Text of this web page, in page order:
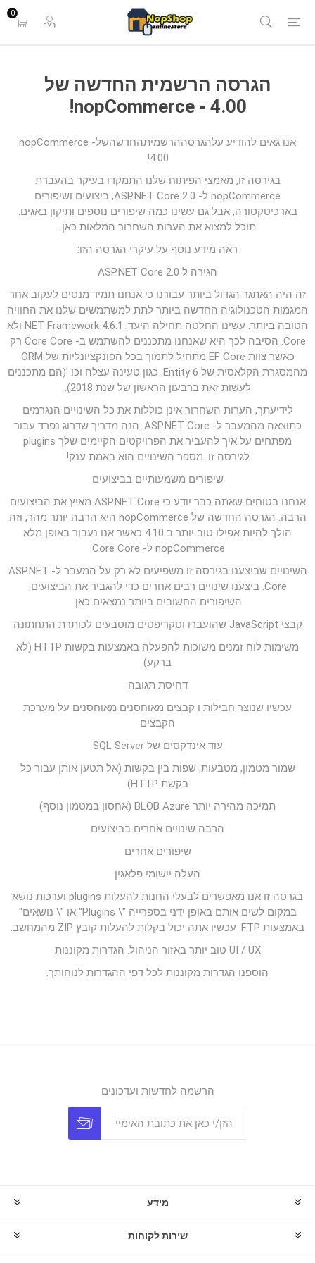
0
הגרסה הרשמית החדשה של
nopCommerce - 4.00!
אנו גאים להודיע ​​עלהגרסההרשמיתהחדשהשלnopCommerce -
4.00!
בגירסה זו, מאמצי הפיתוח שלנו התמקדו בעיקר בהעברת
nopCommerce ל- ASP.NET Core 2.0, ביצועים ושיפורים
בארכיטקטורה, אבל גם עשינו כמה שיפורים נוספים ותיקון באגים.
תוכל למצוא את הערות השחרור המלאות כאן.
ראה מידע נוסף על עיקרי הגרסה הזו:
הגירה ל ASP.NET Core 2.0
זה היה האתגר הגדול ביותר עבורנו כי אנחנו תמיד מנסים לעקוב אחר
המגמות הטכנולוגיה החדשה ביותר לתת למשתמשים שלנו את החוויה
הטובה ביותר. עשינו החלטה תחילה היעד. NET Framework 4.6.1 ולא
Core. הסיבה לכך היא שאנחנו מתכננים להשתמש ב- Core Core רק
כאשר צוות EF Core מתחיל לתמוך בכל הפונקציונליות של ORM
מהמסגרת הקלאסית של Entity 6. כגון טעינה עצלה וכו '(הם מתכננים
לעשות זאת ברבעון הראשון של שנת 2018).
לידיעתך, הערות השחרור אינן כוללות את כל השינויים הנגרמים
כתוצאה מהמעבר ל- ASP.NET Core. הנה מדריך שדרוג נפרד עבור
מפתחים על איך להעביר את הפרויקטים הקיימים שלך plugins
לגירסה זו. מספר השינויים הוא באמת ענק!
שיפורים משמעותיים בביצועים
אנחנו בטוחים שאתה כבר יודע כי ASP.NET Core מאיץ את הביצועים
הרבה. הגרסה החדשה של nopCommerce היא הרבה יותר מהר, וזה
הולך להיות אפילו טוב יותר ב 4.10 כאשר אנו נעבור באופן מלא
nopCommerce ל- Core Core.
השינויים שביצענו בגירסה זו משפיעים לא רק על המעבר ל- ASP.NET
Core. ביצענו שינויים רבים אחרים כדי להגביר את הביצועים.
השיפורים החשובים ביותר נמצאים כאן:
קבצי JavaScript שהועברו וסקריפטים מוטבעים לכותרת התחתונה
משימות לוח זמנים משוכות להפעלה באמצעות בקשות HTTP (לא
ברקע)
דחיסת תגובה
עכשיו שנוצר חבילות ו קבצים מאוחסנים מאוחסנים על מערכת
הקבצים
עוד אינדקסים של SQL Server
שמור מטמון, מטבעות, שפות בין בקשות (אל תטען אותן עבור כל
בקשת HTTP)
תמיכה מהירה יותר BLOB Azure (אחסון במטמון נוסף)
הרבה שינויים אחרים בביצועים
שיפורים אחרים
העלה יישומי פלאגין
בגרסה זו אנו מאפשרים לבעלי החנות להעלות plugins וערכות נושא
במקום לשים אותם באופן ידני בספרייה "\ Plugins" או "\ נושאים"
באמצעות FTP. עכשיו אתה יכול בקלות להעלות קובץ ZIP מהמחשב.
UI / UX טוב יותר באזור הניהול. הגדרות מקוננות
הוספנו הגדרות מקוננות לכל דפי ההגדרות לנוחותך.
הרשמה לחדשות ועדכונים
מידע
שירות לקוחות